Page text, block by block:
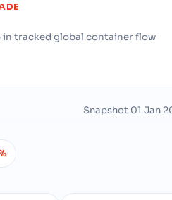
in tracked global container flow
Snapshot 01 Jan